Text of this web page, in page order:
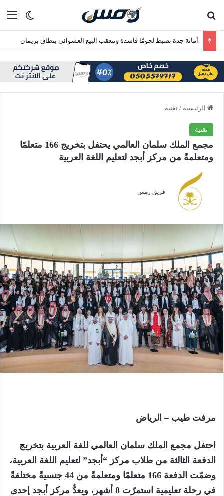
الوضع
أمانة جدة تضبط لحومًا فاسدة وتتعقب البيع العشوائي بنطاق بريمان
الرئيسية / تقنية
تقنية
مجمع الملك سلمان العالمي يحتفل بتخريج 166 متعلمًا
ومتعلمةً من مركز أبجد لتعليم اللغة العربية
فريق رمس
مرفت طيب – الرياض
احتفل مجمع الملك سلمان العالمي للغة العربية بتخريج
الدفعة الثالثة من طلاب مركز “أبجد” لتعليم اللغة العربية،
وضمّت الدفعة 166 متعلمًا ومتعلمةً من 44 جنسيةً مختلفةً
في رحلة تعليمية استمرّت 8 أشهر، ويعدُّ مركز أبجد إحدى